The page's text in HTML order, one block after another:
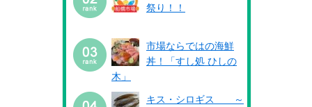
祭り！！
市場ならではの海鮮
丼！「すし処 ひしの
木」
キス・シロギス ～